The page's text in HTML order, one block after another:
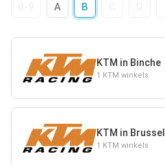
A B
KTM in Binche
1 KTM winkels
KTM in Brussel
1 KTM winkels